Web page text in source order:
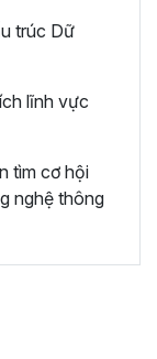
trúc Dữ
lĩnh vực
tìm cơ hội
nghệ thông